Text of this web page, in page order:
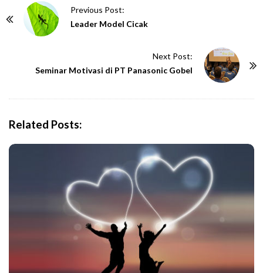
Previous Post:
Leader Model Cicak
Next Post:
Seminar Motivasi di PT Panasonic Gobel
Related Posts: